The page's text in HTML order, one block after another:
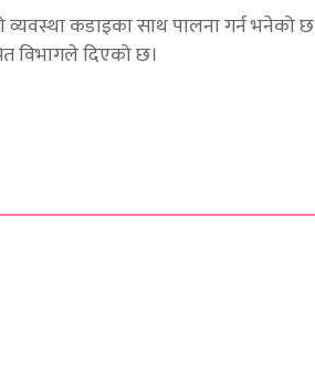
कडाइका साथ पालना गर्न भनेको
विभागले दिएको छ।